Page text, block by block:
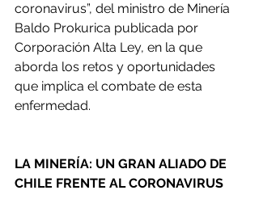
coronavirus”, del ministro de Minería
Baldo Prokurica publicada por
Corporación Alta Ley, en la que
aborda los retos y oportunidades
que implica el combate de esta
enfermedad.
LA MINERÍA: UN GRAN ALIADO DE
CHILE FRENTE AL CORONAVIRUS